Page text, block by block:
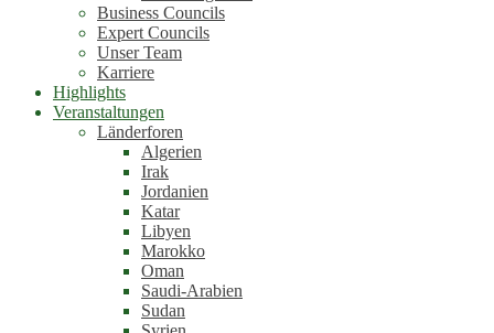
Business Councils
Expert Councils
Unser Team
Karriere
Highlights
Veranstaltungen
Länderforen
Algerien
Irak
Jordanien
Katar
Libyen
Marokko
Oman
Saudi-Arabien
Sudan